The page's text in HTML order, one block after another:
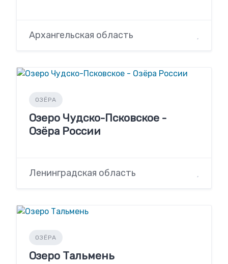
Архангельская область
ОЗЁРА
Озеро Чудско-Псковское -
Озёра России
Ленинградская область
ОЗЁРА
Озеро Тальмень